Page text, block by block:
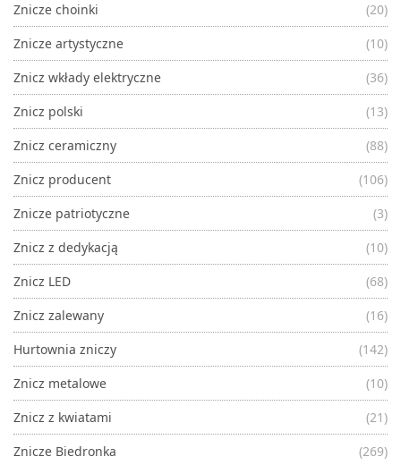
Znicze choinki
(20)
Znicze artystyczne
(10)
Znicz wkłady elektryczne
(36)
Znicz polski
(13)
Znicz ceramiczny
(88)
Znicz producent
(106)
Znicze patriotyczne
(3)
Znicz z dedykacją
(10)
Znicz LED
(68)
Znicz zalewany
(16)
Hurtownia zniczy
(142)
Znicz metalowe
(10)
Znicz z kwiatami
(21)
Znicze Biedronka
(269)